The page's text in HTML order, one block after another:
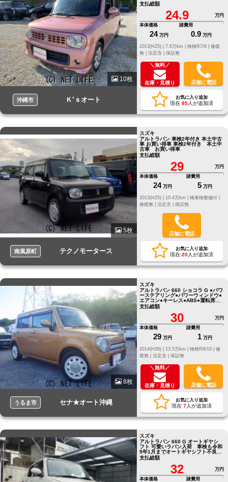
10枚
沖縄市 Ｋ’ｓオート
支払総額
24.9
万円
本体価格
24 万円
諸費用
0.9 万円
修復
無 | 法定含 | 保証無
＼無料／
在庫・見積り 店舗に電話
お気に入り追加
現在 85人が追加済
5枚
南風原町 テクノモータース
スズキ
アルトラパン 車検2年付き 本土中古
車 お買い得車 車検2年付き 本土中
古車 お買い得車
支払総額
29
万円
本体価格
24 万円
諸費用
5 万円
修復無 | 法定含 | 保証無
店舗に電話
お気に入り追加
現在 20人が追加済
8枚
うるま市 セナ★オート沖縄
スズキ
アルトラパン 660 ショコラ G ●パワ
ーステアリング●パワーウィンドウ●
エアコン●キーレス●ABS●運転席エ
アバッグ
支払総額
30
万円
本体価格
29 万円
諸費用
1 万円
修
復無 | 法定含 | 保証無
＼無料／
在庫・見積り 店舗に電話
お気に入り追加
現在 7人が追加済
スズキ
アルトラパン 660 G オートギヤシ
フト 可愛いラパン入荷 車検も令和
9年1月までオートギヤシフト不良の
為 走行少ない６万キロ代のミッシ
ン交換
支払総額
32
万円
本体価格
諸費用